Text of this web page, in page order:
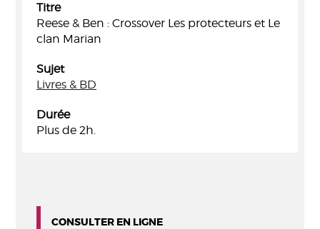
Titre
Reese & Ben : Crossover Les protecteurs et Le
clan Marian
Sujet
Livres & BD
Durée
Plus de 2h.
CONSULTER EN LIGNE